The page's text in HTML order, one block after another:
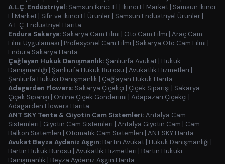
A.L.Ç. Endüstriyel: Samsun İkinci El | İkinci El Market | Samsun İkinci
El Market | Sıfır ve İkinci El Ürünler | Samsun Endüstriyel Ürünler |
A.L.Ç. Endüstriyel Harita
Endura Sakarya: Sakarya Cam Filmi | Oto Cam Filmi | Araç Cam
Filmi Uygulaması | Profesyonel Cam Filmi | Sakarya Oto Cam Filmi |
Endura Sakarya Harita
Çağlayan Hukuk Danışmanlık:Şanlıurfa Avukat | Hukuk
Danışmanlığı | Şanlıurfa Hukuk Bürosu | Avukatlık Hizmetleri |
Şanlıurfa Hukuki Danışmanlık | Çağlayan Hukuk Harita
Adagarden Flowers: Sakarya Çiçekçi | Çiçek Siparişi | Sakarya
Çiçek Siparişi | Online Çiçek Gönderimi | Adapazarı Çiçekçi |
Adagarden Flowers Harita
ANT SKY Tente & Giyotin Cam Sistemleri:Antalya Cam
Sistemleri | Giyotin Cam Sistemleri | Antalya Giyotin Cam | Cam
Balkon Sistemleri | Otomatik Cam Sistemleri | ANT SKY Harita
Avukat Beyza Aydeniz Aşgın: Bartın Avukat | Hukuk Danışmanlığı |
Bartın Hukuk Bürosu | Avukatlık Hizmetleri | Bartın Hukuki
Danışmanlık | Beyza Aydeniz Aşgın Harita